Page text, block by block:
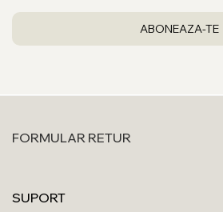
FORMULAR RETUR
SUPORT